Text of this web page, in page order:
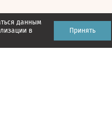
данным
в
Принять